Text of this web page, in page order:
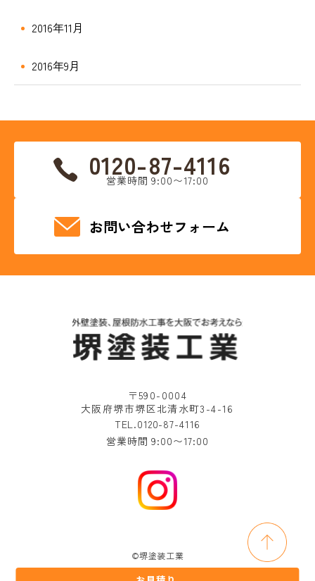
2016年11月
2016年9月
0120-87-4116
営業時間 9:00〜17:00
お問い合わせフォーム
〒590-0004
大阪府堺市堺区北清水町3-4-16
TEL.0120-87-4116
営業時間 9:00〜17:00
©堺塗装工業